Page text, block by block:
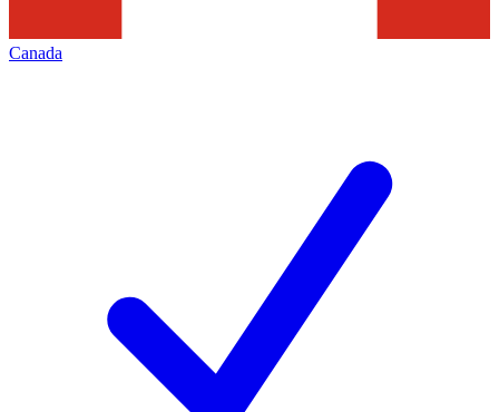
Canada